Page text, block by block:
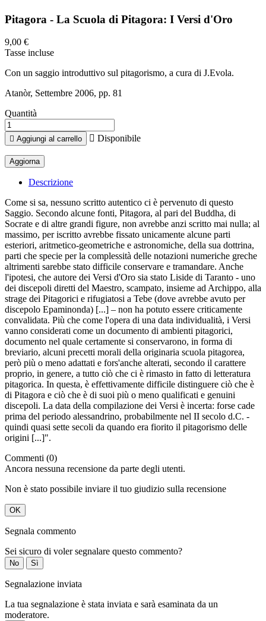
Pitagora - La Scuola di Pitagora: I Versi d'Oro
9,00 €
Tasse incluse
Con un saggio introduttivo sul pitagorismo, a cura di J.Evola.
Atanòr, Settembre 2006, pp. 81
Quantità
 Aggiungi al carrello  Disponibile
Descrizione
Come si sa, nessuno scritto autentico ci è pervenuto di questo
Saggio. Secondo alcune fonti, Pitagora, al pari del Buddha, di
Socrate e di altre grandi figure, non avrebbe anzi scritto mai nulla; al
massimo, per iscritto avrebbe fissato unicamente alcune parti
esteriori, aritmetico-geometriche e astronomiche, della sua dottrina,
parti che specie per la complessità delle notazioni numeriche greche
altrimenti sarebbe stato difficile conservare e tramandare. Anche
l'ipotesi, che autore dei Versi d'Oro sia stato Liside di Taranto - uno
dei discepoli diretti del Maestro, scampato, insieme ad Archippo, alla
strage dei Pitagorici e rifugiatosi a Tebe (dove avrebbe avuto per
discepolo Epaminonda) [...] – non ha potuto essere criticamente
convalidata. Più che come l'opera di una data individualità, i Versi
vanno considerati come un documento di ambienti pitagorici,
documento nel quale certamente si conservarono, in forma di
breviario, alcuni precetti morali della originaria scuola pitagorea,
però più o meno adattati e fors'anche alterati, secondo il carattere
proprio, in genere, a tutto ciò che ci è rimasto in fatto di letteratura
pitagorica. In questa, è effettivamente difficile distinguere ciò che è
di Pitagora e ciò che è di suoi più o meno qualificati e genuini
discepoli. La data della compilazione dei Versi è incerta: forse cade
prima del periodo alessandrino, probabilmente nel II secolo d.C. -
quindi quasi sette secoli da quando era fiorito il pitagorismo delle
origini [...]".
Commenti (0)
Ancora nessuna recensione da parte degli utenti.
Non è stato possibile inviare il tuo giudizio sulla recensione
OK
Segnala commento
Sei sicuro di voler segnalare questo commento?
No Sì
Segnalazione inviata
La tua segnalazione è stata inviata e sarà esaminata da un
moderatore.